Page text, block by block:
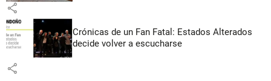
share
Crónicas de un Fan Fatal: Estados Alterados
decide volver a escucharse
share